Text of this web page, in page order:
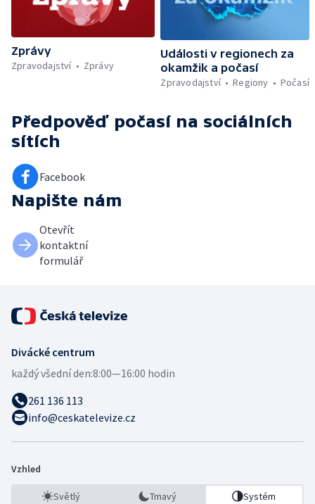
Zprávy
Zpravodajství
Zprávy
Události v regionech za
okamžik a počasí
Zpravodajství
Regiony Počasí
Předpověď počasí na sociálních
sítích
Facebook
Napište nám
Otevřít
kontaktní
formulář
Divácké centrum
každý všední den:8:00—16:00 hodin
261 136 113
info@ceskatelevize.cz
Vzhled
Světlý Tmavý Systém